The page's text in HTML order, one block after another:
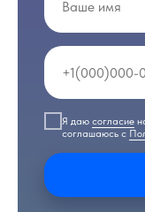
Я даю согласие
соглашаюсь с